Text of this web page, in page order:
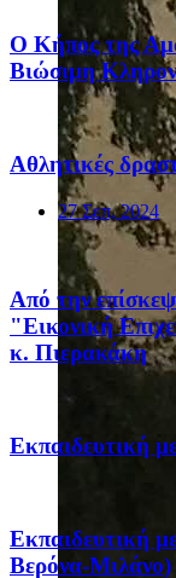
Ο Κήπος της
Βιώσιμη
Αθλητικές
27 Σεπ, 2024
Από την
"Εικονική
κ. Πιερακάκη
Eκπαιδευτική
Eκπαιδευτική
Βερόνα-Μιλάνο)